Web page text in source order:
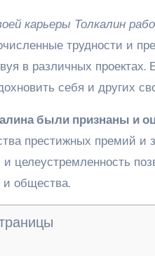
карьеры Толкалин
трудности и
в различных
себя и других
были признаны и
престижных премий и
целеустремленность
и общества.